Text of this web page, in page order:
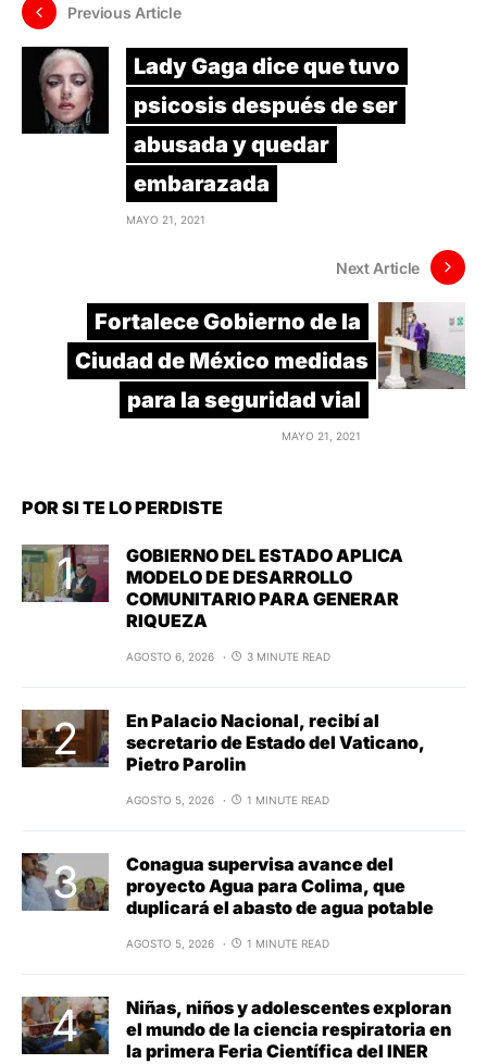
Previous Article
Lady Gaga dice que tuvo
psicosis después de ser
abusada y quedar
embarazada
MAYO 21, 2021
Next Article
Fortalece Gobierno de la
Ciudad de México medidas
para la seguridad vial
MAYO 21, 2021
POR SI TE LO PERDISTE
GOBIERNO DEL ESTADO APLICA
MODELO DE DESARROLLO
COMUNITARIO PARA GENERAR
RIQUEZA
AGOSTO 6, 2026 3 MINUTE READ
En Palacio Nacional, recibí al
secretario de Estado del Vaticano,
Pietro Parolin
AGOSTO 5, 2026 1 MINUTE READ
Conagua supervisa avance del
proyecto Agua para Colima, que
duplicará el abasto de agua potable
AGOSTO 5, 2026 1 MINUTE READ
Niñas, niños y adolescentes exploran
el mundo de la ciencia respiratoria en
la primera Feria Científica del INER